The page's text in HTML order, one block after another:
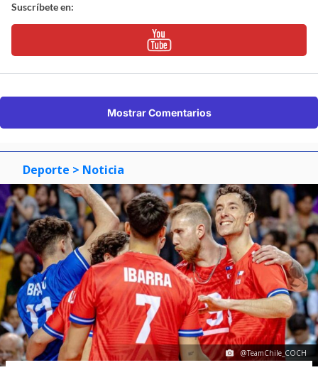
Suscríbete en:
Mostrar Comentarios
Deporte > Noticia
@TeamChile_COCH